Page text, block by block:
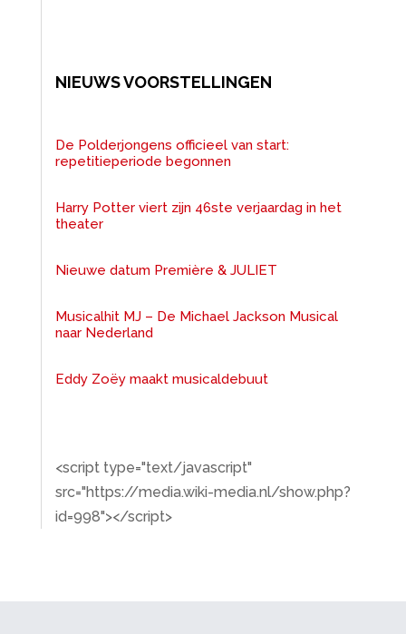
NIEUWS VOORSTELLINGEN
De Polderjongens officieel van start:
repetitieperiode begonnen
Harry Potter viert zijn 46ste verjaardag in het
theater
Nieuwe datum Première & JULIET
Musicalhit MJ – De Michael Jackson Musical
naar Nederland
Eddy Zoëy maakt musicaldebuut
<script type="text/javascript"
src="https://media.wiki-media.nl/show.php?
id=998"></script>